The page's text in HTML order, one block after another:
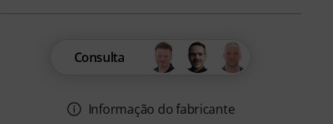
Consulta
Informação do fabricante